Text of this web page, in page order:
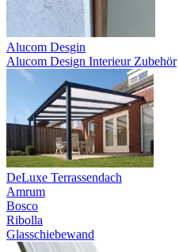
Alucom Desgin
Alucom Design Interieur Zubehör
DeLuxe Terrassendach
Amrum
Bosco
Ribolla
Glasschiebewand